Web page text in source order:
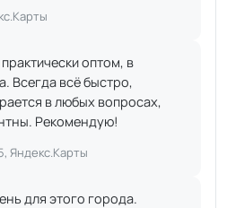
оптом, в
Всегда всё быстро,
в любых вопросах,
Рекомендую!
Яндекс.Карты
для этого города.